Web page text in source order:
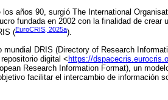
años 90, surgió The International
fundada en 2002 con la finalidad de crear
(EuroCRIS, 2025a).
DRIS (Directory of Research
digital <https://
Research Information Format), un
facilitar el intercambio de información